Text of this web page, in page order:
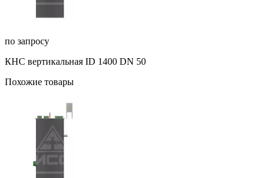
по запросу
КНС вертикальная ID 1400 DN 50
Похожие товары